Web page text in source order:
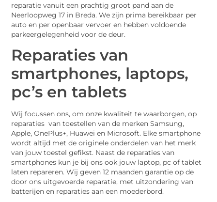
reparatie vanuit een prachtig groot pand aan de
Neerloopweg 17 in Breda. We zijn prima bereikbaar per
auto en per openbaar vervoer en hebben voldoende
parkeergelegenheid voor de deur.
Reparaties van
smartphones, laptops,
pc’s en tablets
Wij focussen ons, om onze kwaliteit te waarborgen, op
reparaties van toestellen van de merken Samsung,
Apple, OnePlus+, Huawei en Microsoft. Elke smartphone
wordt altijd met de originele onderdelen van het merk
van jouw toestel gefikst. Naast de reparaties van
smartphones kun je bij ons ook jouw laptop, pc of tablet
laten repareren. Wij geven 12 maanden garantie op de
door ons uitgevoerde reparatie, met uitzondering van
batterijen en reparaties aan een moederbord.